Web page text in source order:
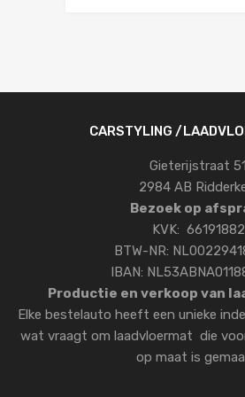
CARSTYLING /
Gieterijstraat 51
2984 AB
Bezoek op
KVK: 66191882
BTW-NR:
IBAN:
Productie en verkoop van
Elke bestelauto heeft een unieke
wat vraagt om laadvloermat die
op maat is